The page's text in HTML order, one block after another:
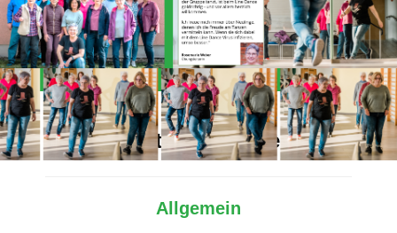
Alles Wichtige auf einen Blick
Allgemein